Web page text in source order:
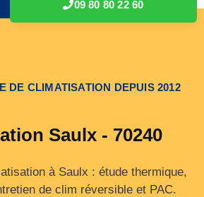
09 80 80 22 60
DE CLIMATISATION DEPUIS 2012
Saulx - 70240
à Saulx : étude thermique,
de clim réversible et PAC.